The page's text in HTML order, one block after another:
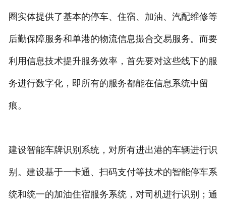
圈实体提供了基本的停车、住宿、加油、汽配维修等
后勤保障服务和单港的物流信息撮合交易服务。而要
利用信息技术提升服务效率，首先要对这些线下的服
务进行数字化，即所有的服务都能在信息系统中留
痕。
建设智能车牌识别系统，对所有进出港的车辆进行识
别。建设基于一卡通、扫码支付等技术的智能停车系
统和统一的加油住宿服务系统，对司机进行识别；通